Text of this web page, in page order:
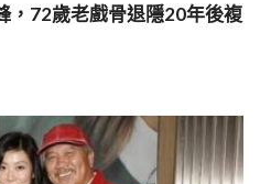
，72歲老戲骨退隱20年後複